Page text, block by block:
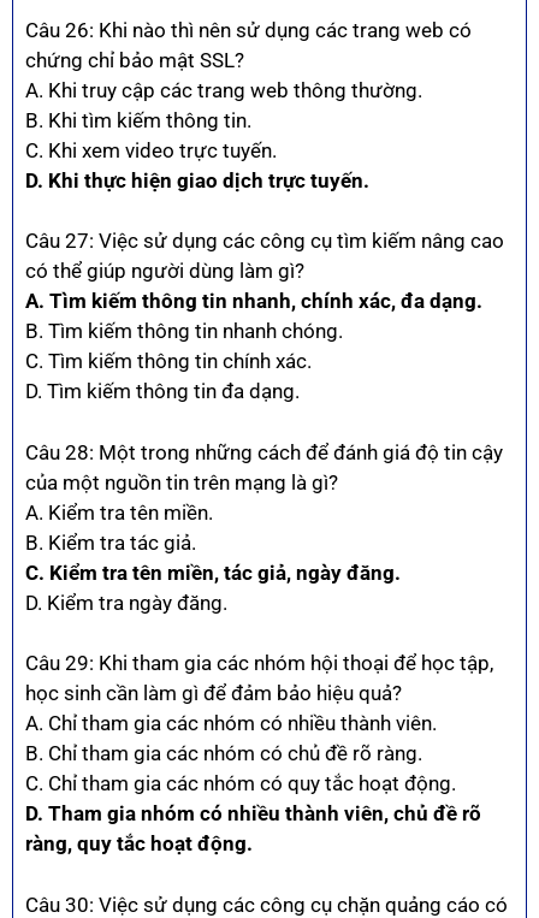
Câu 26: Khi nào thì nên sử dụng các trang web có
chứng chỉ bảo mật SSL?
A. Khi truy cập các trang web thông thường.
B. Khi tìm kiếm thông tin.
C. Khi xem video trực tuyến.
D. Khi thực hiện giao dịch trực tuyến.
Câu 27: Việc sử dụng các công cụ tìm kiếm nâng cao
có thể giúp người dùng làm gì?
A. Tìm kiếm thông tin nhanh, chính xác, đa dạng.
B. Tìm kiếm thông tin nhanh chóng.
C. Tìm kiếm thông tin chính xác.
D. Tìm kiếm thông tin đa dạng.
Câu 28: Một trong những cách để đánh giá độ tin cậy
của một nguồn tin trên mạng là gì?
A. Kiểm tra tên miền.
B. Kiểm tra tác giả.
C. Kiểm tra tên miền, tác giả, ngày đăng.
D. Kiểm tra ngày đăng.
Câu 29: Khi tham gia các nhóm hội thoại để học tập,
học sinh cần làm gì để đảm bảo hiệu quả?
A. Chỉ tham gia các nhóm có nhiều thành viên.
B. Chỉ tham gia các nhóm có chủ đề rõ ràng.
C. Chỉ tham gia các nhóm có quy tắc hoạt động.
D. Tham gia nhóm có nhiều thành viên, chủ đề rõ
ràng, quy tắc hoạt động.
Câu 30: Việc sử dụng các công cụ chặn quảng cáo có